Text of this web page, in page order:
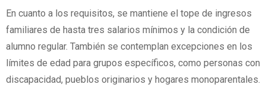
En cuanto a los requisitos, se mantiene el tope de ingresos
familiares de hasta tres salarios mínimos y la condición de
alumno regular. También se contemplan excepciones en los
límites de edad para grupos específicos, como personas con
discapacidad, pueblos originarios y hogares monoparentales.